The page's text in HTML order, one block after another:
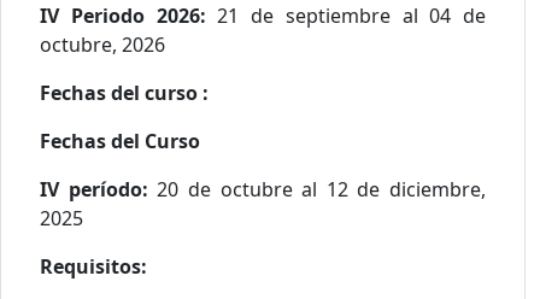
IV Periodo 2026:21 de septiembre al 04 de
octubre, 2026
Fechas del curso :
Fechas del Curso
IV período:20 de octubre al 12 de diciembre,
2025
Requisitos: